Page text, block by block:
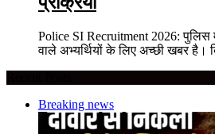
Police SI Recruitment 2026:
वाले अभ्यर्थियों के लिए अच्छी खबर है।
Breaking news